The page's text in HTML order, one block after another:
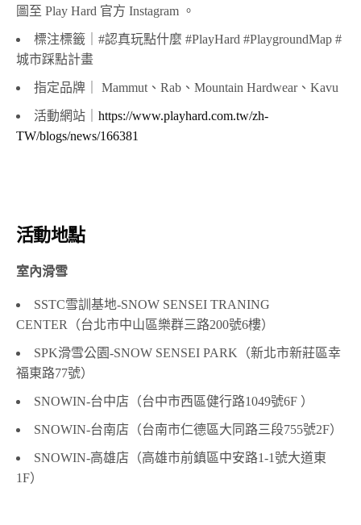
圖至 Play Hard 官方 Instagram 。
標注標籤｜#認真玩點什麼 #PlayHard #PlaygroundMap #
城市踩點計畫
指定品牌｜ Mammut、Rab、Mountain Hardwear、Kavu
活動網站｜ https://www.playhard.com.tw/zh-
TW/blogs/news/166381
活動地點
室內滑雪
SSTC雪訓基地-SNOW SENSEI TRANING
CENTER
（台北市中山區樂群三路200號6樓）
SPK滑雪公園-SNOW SENSEI PARK （新北市新莊區幸
福東路77號）
SNOWIN-台中店（台中市西區健行路1049號6F ）
SNOWIN-台南店（台南市仁德區大同路三段755號2F）
SNOWIN-高雄店（高雄市前鎮區中安路1-1號大道東
1F）